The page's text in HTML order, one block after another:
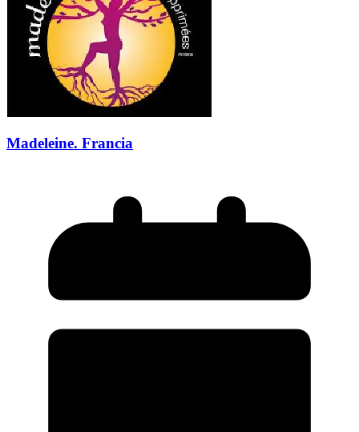
Madeleine. Francia